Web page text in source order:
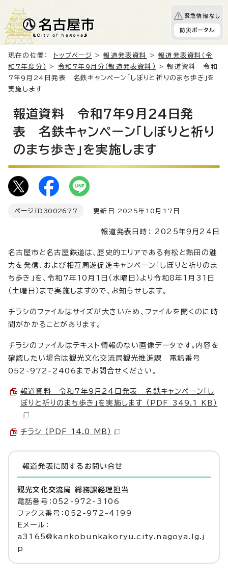
緊急情報なし
防災ポータル
現在の位置： トップページ >報道発表資料 >報道発表資料（令
和7年度分）
> 令和7年9月分（報道発表資料）
> 報道資料 令和
7年9月24日発表 名鉄キャンペーン「しぼりと祈りのまち歩き」を
実施します
報道資料 令和7年9月24日発
表 名鉄キャンペーン「しぼりと祈り
のまち歩き」を実施します
ページID 3002677 更新日 2025年10月17日
報道発表日時： 2025年9月24日
名古屋市と名古屋鉄道は、歴史的エリアである有松と熱田の魅
力を発信、および相互周遊促進キャンペーン「しぼりと祈りのま
ち歩き」を、令和7年10月1日（水曜日）より令和8年1月31日
（土曜日）まで実施しますので、お知らせします。
チラシのファイルはサイズが大きいため、ファイルを開くのに時
間がかかることがあります。
チラシのファイルはテキスト情報のない画像データです。内容を
確認したい場合は観光文化交流局観光推進課 電話番号
052-972-2406までお問合せください。
報道資料 令和7年9月24日発表 名鉄キャンペーン「し
ぼりと祈りのまち歩き」を実施します （PDF 349.1 KB）
チラシ （PDF 14.0 MB）
報道発表に関するお問い合せ
観光文化交流局 総務課経理担当
電話番号：052-972-3106
ファクス番号：052-972-4199
Eメール：
a3165@kankobunkakoryu.city.nagoya.lg.j
p